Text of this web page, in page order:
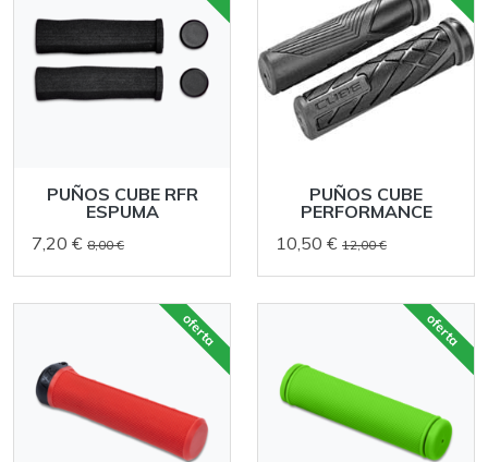
PUÑOS CUBE RFR
ESPUMA
7,20 € 8,00 €
PUÑOS CUBE
PERFORMANCE
10,50 € 12,00 €
oferta oferta